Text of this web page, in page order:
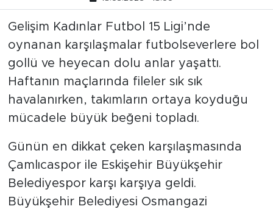
Gelişim Kadınlar Futbol 15 Ligi’nde
oynanan karşılaşmalar futbolseverlere bol
gollü ve heyecan dolu anlar yaşattı.
Haftanın maçlarında fileler sık sık
havalanırken, takımların ortaya koyduğu
mücadele büyük beğeni topladı.
Günün en dikkat çeken karşılaşmasında
Çamlıcaspor ile Eskişehir Büyükşehir
Belediyespor karşı karşıya geldi.
Büyükşehir Belediyesi Osmangazi